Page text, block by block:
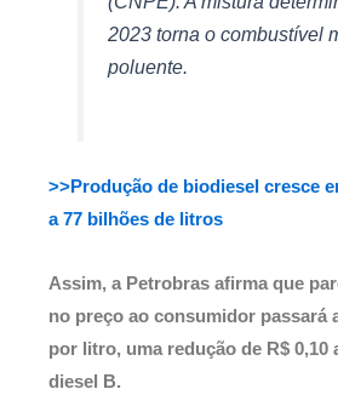
2023 torna o combustível
poluente.
>>Produção de biodiesel cresce
a 77 bilhões de litros
Assim, a Petrobras afirma que
no preço ao consumidor passará
por litro, uma redução de R$ 0,10
diesel B.